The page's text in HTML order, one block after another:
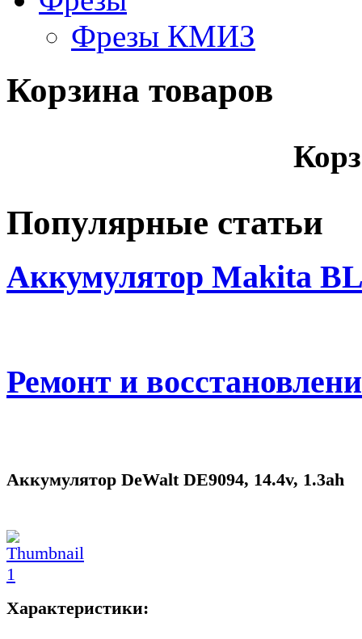
Фрезы КМИЗ
Корзина товаров
Популярные статьи
Аккумулятор Makita
Ремонт и
Аккумулятор DeWalt DE9094, 14.4v, 1.3ah
Характеристики: